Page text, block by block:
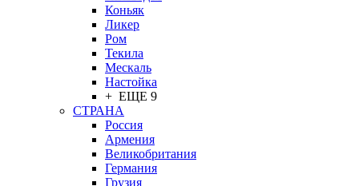
Коньяк
Ликер
Ром
Текила
Мескаль
Настойка
+ ЕЩЕ 9
СТРАНА
Россия
Армения
Великобритания
Германия
Грузия